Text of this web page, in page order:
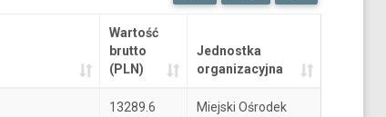
Wartość
brutto
(PLN)
Jednostka
organizacyjna
13289.6
Miejski Ośrodek